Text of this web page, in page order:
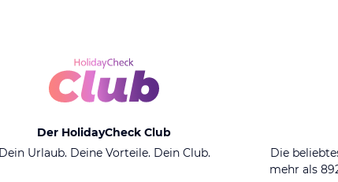
Der HolidayCheck Club
Dein Urlaub. Deine Vorteile. Dein Club.
Die
mehr als